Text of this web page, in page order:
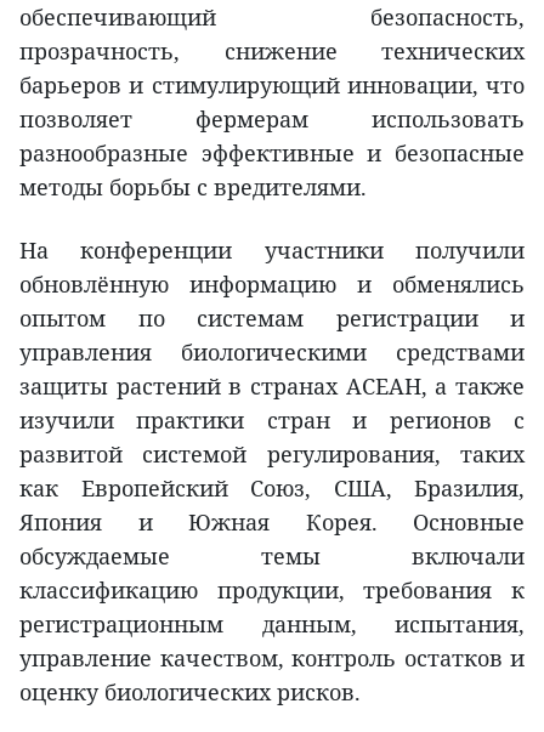
обеспечивающий безопасность,
прозрачность, снижение технических
барьеров и стимулирующий инновации, что
позволяет фермерам использовать
разнообразные эффективные и безопасные
методы борьбы с вредителями.
На конференции участники получили
обновлённую информацию и обменялись
опытом по системам регистрации и
управления биологическими средствами
защиты растений в странах АСЕАН, а также
изучили практики стран и регионов с
развитой системой регулирования, таких
как Европейский Союз, США, Бразилия,
Япония и Южная Корея. Основные
обсуждаемые темы включали
классификацию продукции, требования к
регистрационным данным, испытания,
управление качеством, контроль остатков и
оценку биологических рисков.